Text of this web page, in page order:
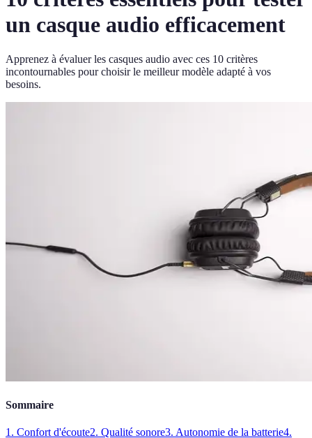
un casque audio efficacement
Apprenez à évaluer les casques audio avec ces 10 critères
incontournables pour choisir le meilleur modèle adapté à vos
besoins.
Sommaire
1. Confort d'écoute2. Qualité sonore3. Autonomie de la batterie4.